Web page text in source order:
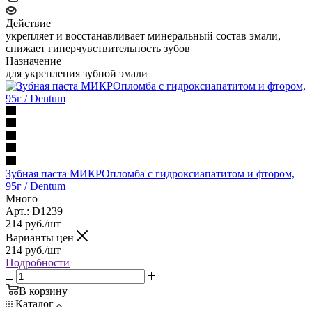
Действие
укрепляет и восстанавливает минеральный состав эмали,
снижает гиперчувствительность зубов
Назначение
для укрепления зубной эмали
Зубная паста МИКРОпломба с гидроксиапатитом и фтором,
95г / Dentum
Много
Арт.: D1239
214 руб./шт
Варианты цен
214 руб./шт
Подробности
В корзину
Каталог